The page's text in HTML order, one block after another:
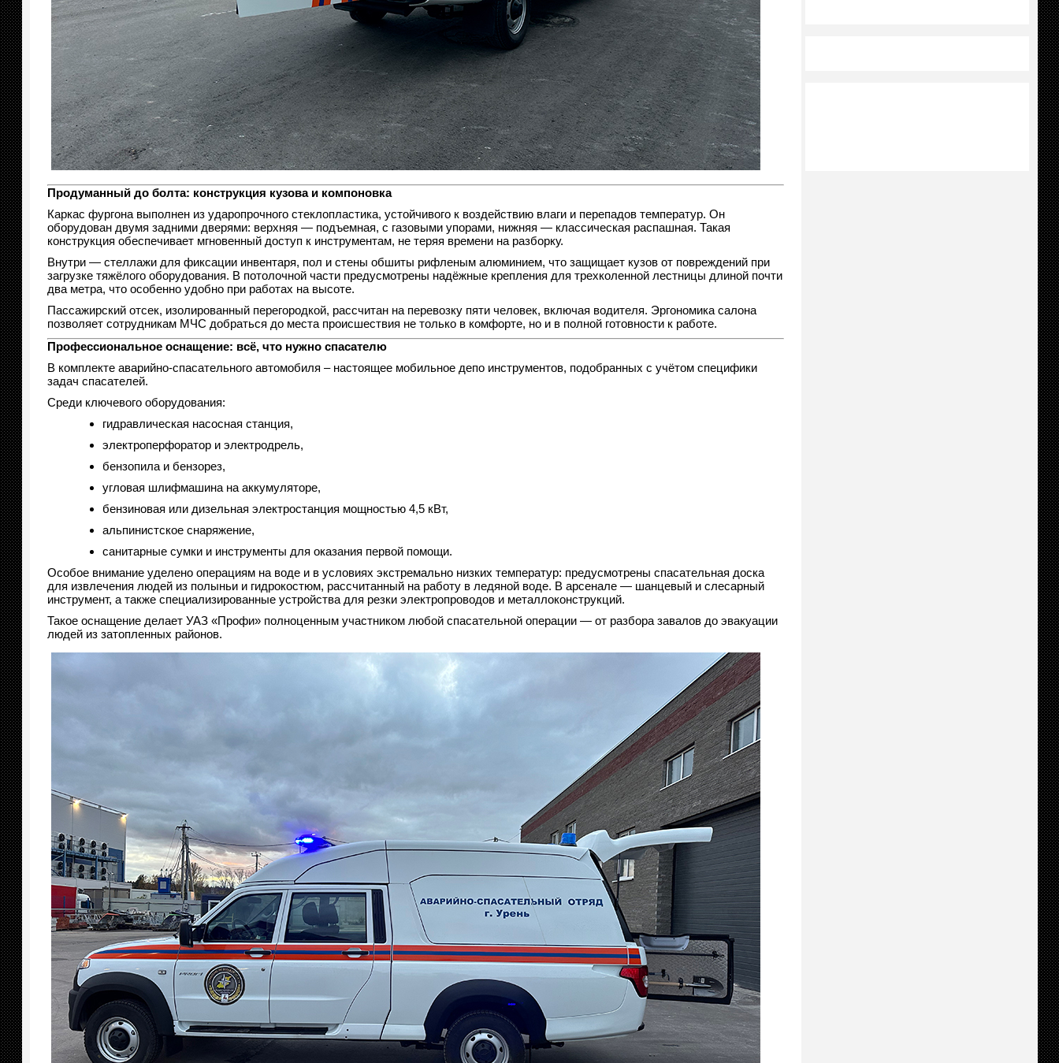
Продуманный до болта: конструкция кузова и компоновка
Каркас фургона выполнен из ударопрочного стеклопластика, устойчивого к воздействию влаги и перепадов температур. Он
оборудован двумя задними дверями: верхняя — подъемная, с газовыми упорами, нижняя — классическая распашная. Такая
конструкция обеспечивает мгновенный доступ к инструментам, не теряя времени на разборку.
Внутри — стеллажи для фиксации инвентаря, пол и стены обшиты рифленым алюминием, что защищает кузов от повреждений при
загрузке тяжёлого оборудования. В потолочной части предусмотрены надёжные крепления для трехколенной лестницы длиной почти
два метра, что особенно удобно при работах на высоте.
Пассажирский отсек, изолированный перегородкой, рассчитан на перевозку пяти человек, включая водителя. Эргономика салона
позволяет сотрудникам МЧС добраться до места происшествия не только в комфорте, но и в полной готовности к работе.
Профессиональное оснащение: всё, что нужно спасателю
В комплекте аварийно-спасательного автомобиля – настоящее мобильное депо инструментов, подобранных с учётом специфики
задач спасателей.
Среди ключевого оборудования:
гидравлическая насосная станция,
электроперфоратор и электродрель,
бензопила и бензорез,
угловая шлифмашина на аккумуляторе,
бензиновая или дизельная электростанция мощностью 4,5 кВт,
альпинистское снаряжение,
санитарные сумки и инструменты для оказания первой помощи.
Особое внимание уделено операциям на воде и в условиях экстремально низких температур: предусмотрены спасательная доска
для извлечения людей из полыньи и гидрокостюм, рассчитанный на работу в ледяной воде. В арсенале — шанцевый и слесарный
инструмент, а также специализированные устройства для резки электропроводов и металлоконструкций.
Такое оснащение делает УАЗ «Профи» полноценным участником любой спасательной операции — от разбора завалов до эвакуации
людей из затопленных районов.